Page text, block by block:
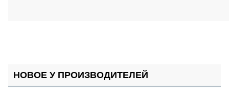
НОВОЕ У ПРОИЗВОДИТЕЛЕЙ